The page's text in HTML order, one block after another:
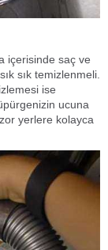
içerisinde saç ve
sık temizlenmeli.
ise
ucuna
yerlere kolayca